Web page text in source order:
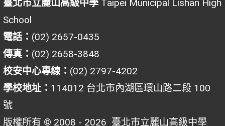
臺北市立麗山高級中學 Taipei Municipal Lishan High
School
電話： (02) 2657-0435
傳真： (02) 2658-3848
校安中心專線： (02) 2797-4202
學校地址： 114012 台北市內湖區環山路二段 100
號
版權所有 © 2008 - 2026 臺北市立麗山高級中學